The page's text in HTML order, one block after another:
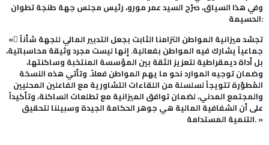
وفي هذا السياق، صرّح السيد عمر مورو، رئيس مجلس جهة طنجة تطوان
الحسيمة:
« ُتجسّد ميزانية المواطن التزامنا الثابت بجعل التدبير المالي للجهة شأناً
جماعياً يشارك فيه المواطن بفعالية. إنها ليست مجرد وثيقة محاسباتية،
بل أداة ديمقراطية لتعزيز الثقة بين المؤسسة المنتخبة وساكنتها،
وضمان توجيه الموارد نحو ما يهم المواطن فعلاً. وتأتي هذه النسخة
المُطوّرة تتويجاً لسلسلة من اللقاءات التشاورية مع الفاعلين المحليين
والمجتمع المدني، لضمان توافق الميزانية مع تطلعات الساكنة، وتأكيداً
على أن الشفافية المالية هي جوهر الحكامة الجيدة وسبيلنا لتحقيق
التنمية المستدامة. »